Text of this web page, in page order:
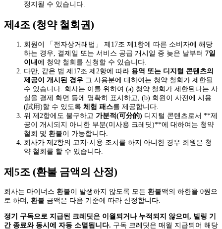
정지될 수 있습니다.
제4조 (청약 철회권)
회원이 「전자상거래법」 제17조 제1항에 따른 소비자에 해당
하는 경우, 결제일 또는 서비스 공급 개시일 중 늦은 날부터 7일
이내 에 청약 철회를 신청할 수 있습니다.
다만, 같은 법 제17조 제2항에 따라 용역 또는 디지털 콘텐츠의
제공이 개시된 경우 그 사용분에 대하여는 청약 철회가 제한될
수 있습니다. 회사는 이를 위하여 (a) 청약 철회가 제한된다는 사
실을 결제 화면 등에 명확히 표시하고, (b) 회원이 사전에 시용
(試用)할 수 있도록 체험 패스를 제공합니다.
위 제2항에도 불구하고 가분적(可分的) 디지털 콘텐츠로서 **제
공이 개시되지 아니한 부분(미사용 크레딧)**에 대하여는 청약
철회 및 환불이 가능합니다.
회사가 제2항의 고지·시용 조치를 하지 아니한 경우 회원은 청
약 철회를 할 수 있습니다.
제5조 (환불 금액의 산정)
회사는 마이너스 환불이 발생하지 않도록 모든 환불액의 하한을 0원으
로 하며, 환불 금액은 다음 기준에 따라 산정합니다.
정기 구독으로 지급된 크레딧은 이월되거나 누적되지 않으며, 빌링 기
간 종료와 동시에 자동 소멸됩니다. 구독 크레딧은 매월 지급되어 해당